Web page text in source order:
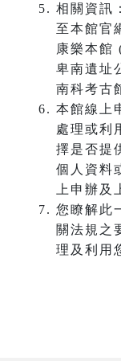
相關資訊
至本館官
康樂本館
卑南遺址
南科考古
本館線上
處理或利
擇是否提
個人資料
上申辦及
您瞭解此
關法規之
理及利用